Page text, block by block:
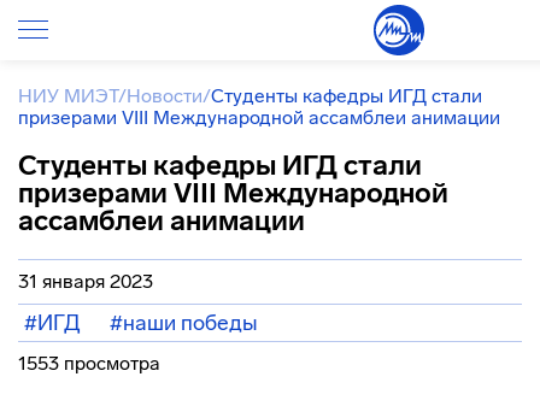
НИУ МИЭТ/Новости/Студенты кафедры ИГД стали
призерами VIII Международной ассамблеи анимации
Студенты кафедры ИГД стали
призерами VIII Международной
ассамблеи анимации
31 января 2023
#ИГД #наши победы
1553 просмотра